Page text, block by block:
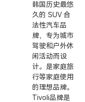
韩国历史最悠
久的 SUV 合
法性汽车品
牌，专为城市
驾驶和户外休
闲活动而设
计。是家庭旅
行等家庭使用
的理想品牌。
Tivoli品牌是